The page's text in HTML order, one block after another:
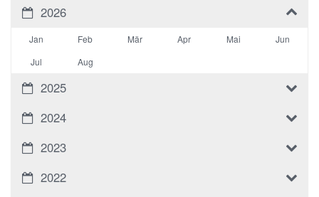
2026
Jan Feb Mär Apr Mai
Jun
Jul
Aug
2025
2024
2023
2022